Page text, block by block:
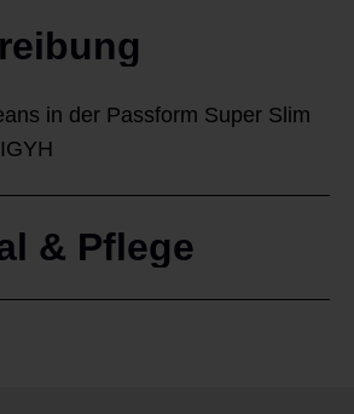
in der Passform Super Slim
& Pflege